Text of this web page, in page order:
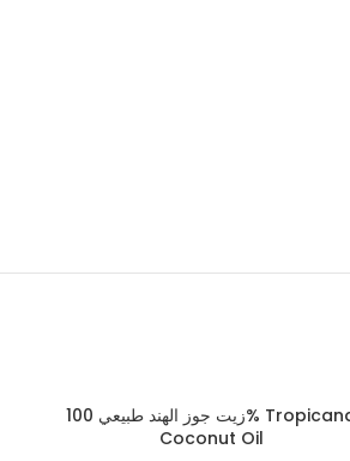
زيت جوز الهند طبيعي 100% Tropicana
Coconut Oil